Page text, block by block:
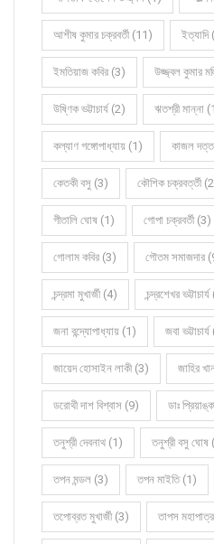
আশীষ কুমার চক্রবর্তী (11) ইত্যাদি
ইমতিয়াজ কবির (3) উজ্জ্বল কুমার
উষ্ণিক ভট্টাচার্য (2) ঋতশ্রী মান্না
কল্যাণ গঙ্গোপাধ্যায় (1) কাজল
কেতকী বসু (3) কৌশিক চক্রবর্ত্তী
গীতালি ঘোষ (1) গোপা চক্রবর্তী (3)
গোলাম কবির (3) গৌতম সমাজদার
চন্দ্রমা মুখার্জী (4) চন্দ্রশেখর
জনা বন্দ্যোপাধ্যায় (1) জবা
জায়েদ হোসাইন লাকী (3) জাহির
ডরোথী দাশ বিশ্বাস (9) ডাঃ
তনুশ্রী দেবনাথ (1) তনুশ্রী বসু ঘোষ
তপন মন্ডল (3) তপন মাইতি (1)
তপোব্রত মুখার্জী (3) তাপস